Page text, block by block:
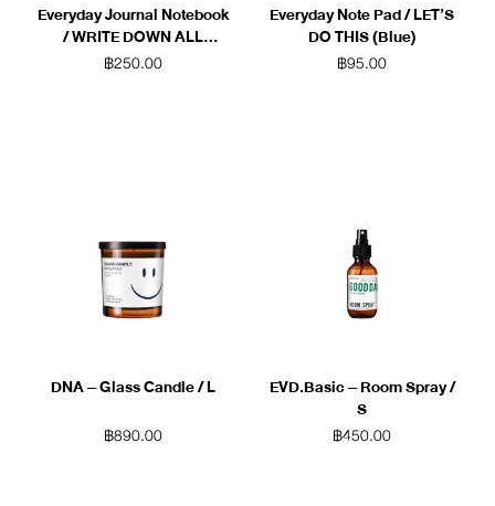
Everyday Journal Notebook
/ WRITE DOWN ALL
THINGS (Blue)
฿250.00
Everyday Note Pad / LET’S
DO THIS (Blue)
฿95.00
DNA – Glass Candle / L
฿890.00
EVD.Basic – Room Spray /
S
฿450.00